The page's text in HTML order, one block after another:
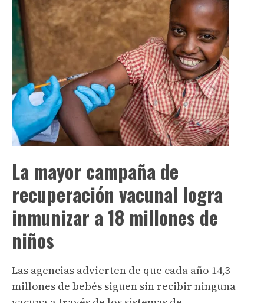
La mayor campaña de
recuperación vacunal logra
inmunizar a 18 millones de
niños
Las agencias advierten de que cada año 14,3
millones de bebés siguen sin recibir ninguna